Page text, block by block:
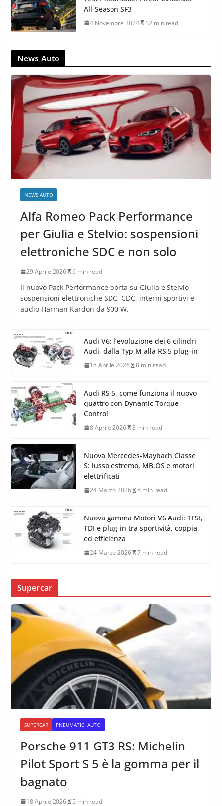
All-Season SF3
4 Novembre 2024 12 min read
News Auto
NEWS AUTO
Alfa Romeo Pack Performance
per Giulia e Stelvio: sospensioni
elettroniche SDC e non solo
29 Aprile 2026 6 min read
Il nuovo Pack Performance porta su Giulia e Stelvio
sospensioni elettroniche SDC, CDC, interni sportivi e
audio Harman Kardon da 900 W.
Audi V6: l’evoluzione dei 6 cilindri
Audi, dalla Typ M alla RS 5 plug-in
18 Aprile 2026 8 min read
Audi RS 5, come funziona il nuovo
quattro con Dynamic Torque
Control
8 Aprile 2026 8 min read
Nuova Mercedes-Maybach Classe
S: lusso estremo, MB.OS e motori
elettrificati
24 Marzo 2026 8 min read
Nuova gamma Motori V6 Audi: TFSI,
TDI e plug-in tra sportività, coppia
ed efficienza
24 Marzo 2026 7 min read
Supercar
SUPERCAR PNEUMATICI AUTO
Porsche 911 GT3 RS: Michelin
Pilot Sport S 5 è la gomma per il
bagnato
18 Aprile 2026 5 min read